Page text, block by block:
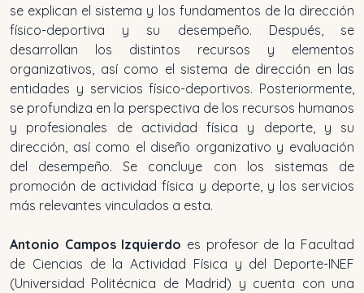
se explican el sistema y los fundamentos de la dirección
físico-deportiva y su desempeño. Después, se
desarrollan los distintos recursos y elementos
organizativos, así como el sistema de dirección en las
entidades y servicios físico-deportivos. Posteriormente,
se profundiza en la perspectiva de los recursos humanos
y profesionales de actividad física y deporte, y su
dirección, así como el diseño organizativo y evaluación
del desempeño. Se concluye con los sistemas de
promoción de actividad física y deporte, y los servicios
más relevantes vinculados a esta.
Antonio Campos Izquierdo es profesor de la Facultad
de Ciencias de la Actividad Física y del Deporte-INEF
(Universidad Politécnica de Madrid) y cuenta con una